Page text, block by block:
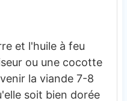
et l'huile à feu
ou une cocotte
la viande 7-8
soit bien dorée